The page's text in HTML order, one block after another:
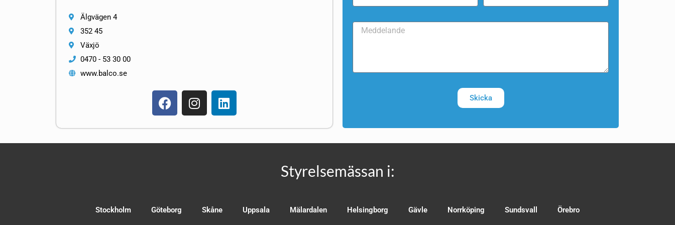
Älgvägen 4
352 45
Växjö
0470 - 53 30 00
www.balco.se
Skicka
Styrelsemässan i:
Stockholm Göteborg Skåne Uppsala Mälardalen Helsingborg Gävle Norrköping Sundsvall Örebro